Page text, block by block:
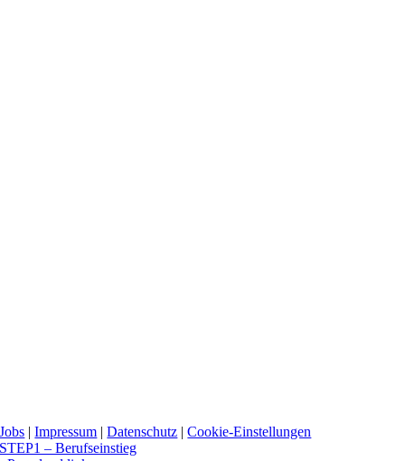
Jobs |Impressum |Datenschutz |Cookie-Einstellungen
STEP1 – Berufseinstieg